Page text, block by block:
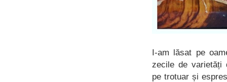
I-am lăsat pe
zecile de varietăți
pe trotuar și